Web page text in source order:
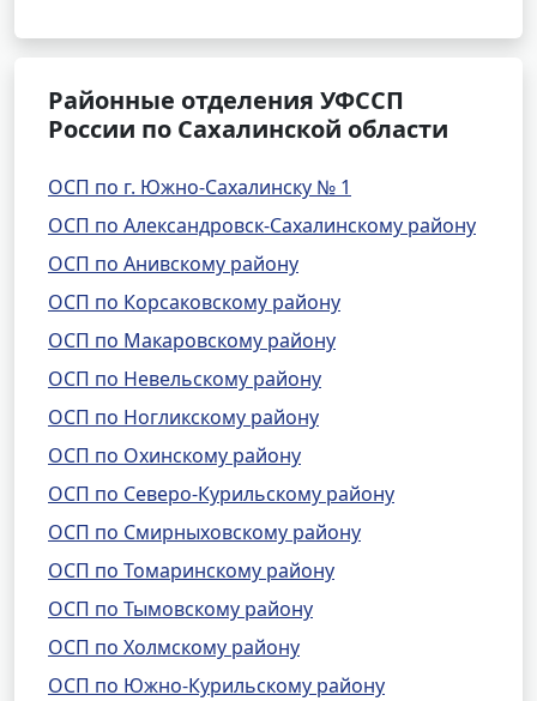
Районные отделения УФССП
России по Сахалинской области
ОСП по г. Южно-Сахалинску № 1
ОСП по Александровск-Сахалинскому району
ОСП по Анивскому району
ОСП по Корсаковскому району
ОСП по Макаровскому району
ОСП по Невельскому району
ОСП по Ногликскому району
ОСП по Охинскому району
ОСП по Северо-Курильскому району
ОСП по Смирныховскому району
ОСП по Томаринскому району
ОСП по Тымовскому району
ОСП по Холмскому району
ОСП по Южно-Курильскому району